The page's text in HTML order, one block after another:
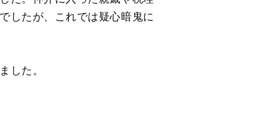
したが、これでは疑心暗鬼に
した。